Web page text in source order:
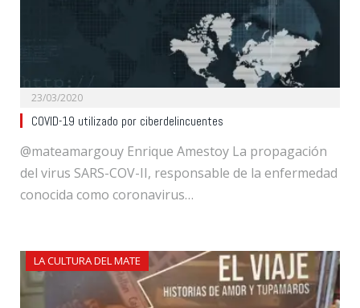
23/03/2020
COVID-19 utilizado por ciberdelincuentes
@mateamargouy Enrique Amestoy La propagación
del virus SARS-COV-II, responsable de la enfermedad
conocida como coronavirus…
LA CULTURA DEL MATE